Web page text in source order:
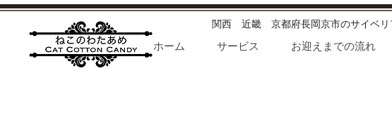
関西 近畿 京都府長岡京市のサイベリ
ホーム
サービス お迎えまでの流れ